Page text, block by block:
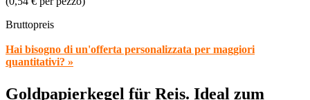
Bruttopreis
Hai bisogno di un'offerta personalizzata per maggiori
quantitativi? »
Goldpapierkegel für Reis. Ideal zum